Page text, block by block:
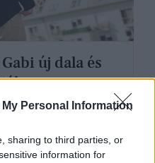
Personal Information
sharing to third parties, or
information for
új dala és